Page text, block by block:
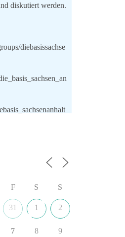
diskutiert werden.
diebasissachse
Beiträge,
lohnt, dieBasis zu
F S S
31 1 2
7 8 9